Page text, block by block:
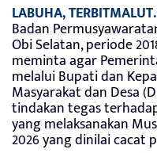
LABUHA,
Badan
Obi Selatan, periode
meminta agar
melalui Bupati dan
Masyarakat dan Desa
tindakan tegas
yang melaksanakan
2026 yang dinilai cacat